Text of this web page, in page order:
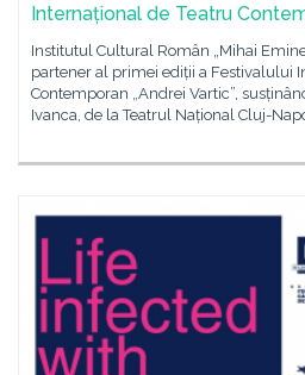
Internațional de Teatru
Institutul Cultural Român „Mihai
partener al primei ediții a Festivalului
Contemporan „Andrei Vartic”,
Ivanca, de la Teatrul Național Cluj-